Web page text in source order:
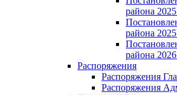
района
района
района
Распоряжения
Распоряжения
Распоряжения